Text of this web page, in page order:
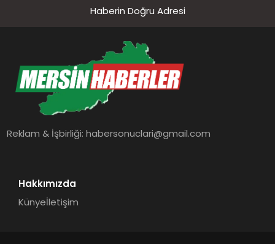
Haberin Doğru Adresi
Reklam & İşbirliği:habersonuclari@gmail.com
Hakkımızda
Künyeİletişim